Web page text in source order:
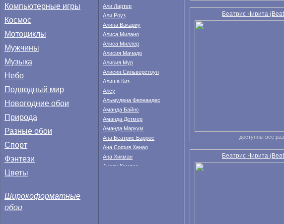
Компьютерные игры
Космос
Мотоциклы
Мужчины
Музыка
Небо
Подводный мир
Новогодние обои
Природа
Разные обои
Спорт
Фэнтези
Цветы
Широкоформатные
обои
Али Лартер
Али Роуз
Алина Вакариу
Алиса Милано
Алиса Миллер
Алисия Мачадо
Алисия Мур
Алисия Сильверстоун
Алиша Киз
Алсу
Альмудена Фернандес
Аманда Байнс
Аманда Детмер
Аманда Маркум
Ана Беатрис Баррос
Ана София Хенао
Ана Хикман
Аналу Кампос
Беатрис Чирита
доступны все
Беатрис Чирита